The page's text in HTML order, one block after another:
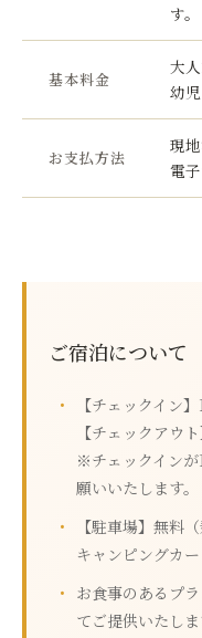
す。
基本料金
大
幼
お支払方法
現
電
ご宿泊について
【チェックイン
【チェックアウ
※チェックインが
願いいたします。
【駐車場】無料
キャンピングカ
お食事のあるプ
てご提供いたしま